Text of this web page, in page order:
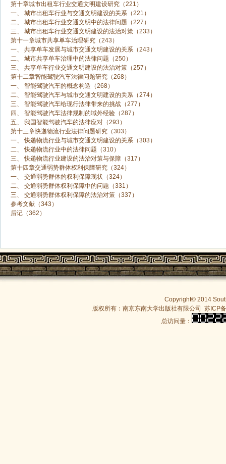
Copyright© 2014
版权所有：南京东南大学出版社有限公司 苏ICP
总访问量：
第十章城市出租车行业交通文明建设研究（221）
一、 城市出租车行业与交通文明建设的关系（221）
二、 城市出租车行业交通文明中的法律问题（227）
三、 城市出租车行业交通文明建设的法治对策（233）
第十一章城市共享单车治理研究（243）
一、 共享单车发展与城市交通文明建设的关系（243）
二、 城市共享单车治理中的法律问题（250）
三、 共享单车行业交通文明建设的法治对策（257）
第十二章智能驾驶汽车法律问题研究（268）
一、 智能驾驶汽车的概念构造（268）
二、 智能驾驶汽车与城市交通文明建设的关系（274）
三、 智能驾驶汽车给现行法律带来的挑战（277）
四、 智能驾驶汽车法律规制的域外经验（287）
五、 我国智能驾驶汽车的法律应对（293）
第十三章快递物流行业法律问题研究（303）
一、 快递物流行业与城市交通文明建设的关系（303）
二、 快递物流行业中的法律问题（310）
三、 快递物流行业建设的法治对策与保障（317）
第十四章交通弱势群体权利保障研究（324）
一、 交通弱势群体的权利保障现状（324）
二、 交通弱势群体权利保障中的问题（331）
三、 交通弱势群体权利保障的法治对策（337）
参考文献（343）
后记（362）